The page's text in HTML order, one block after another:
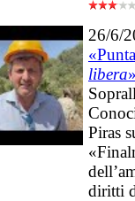
26/6/
libera
Piras
diritti